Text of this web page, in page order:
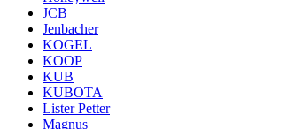
JCB
Jenbacher
KOGEL
KOOP
KUB
KUBOTA
Lister Petter
Magnus